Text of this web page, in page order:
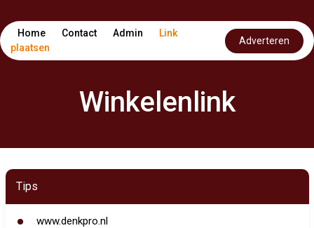
Home Contact Admin
Link
plaatsen
Adverteren
Winkelenlink
Tips
www.denkpro.nl